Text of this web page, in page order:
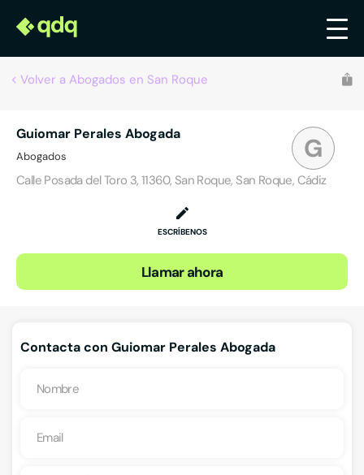
Volver a Abogados en San Roque
G
Guiomar Perales Abogada
Abogados
Calle Posada del Toro 3, 11360, San Roque, San Roque, Cádiz
ESCRÍBENOS
Llamar ahora
Contacta con Guiomar Perales Abogada